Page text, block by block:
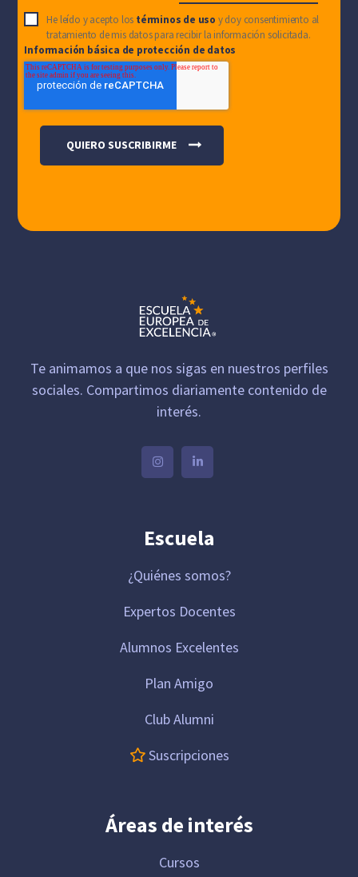
He leído y acepto los términos de uso y doy consentimiento al
tratamiento de mis datos para recibir la información solicitada.
Información básica de protección de datos
Te animamos a que nos sigas en nuestros perfiles
sociales. Compartimos diariamente contenido de
interés.
Escuela
¿Quiénes somos?
Expertos Docentes
Alumnos Excelentes
Plan Amigo
Club Alumni
Suscripciones
Áreas de interés
Cursos